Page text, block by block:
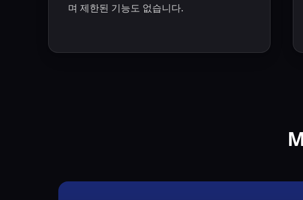
며 제한된 기능도 없습니다.